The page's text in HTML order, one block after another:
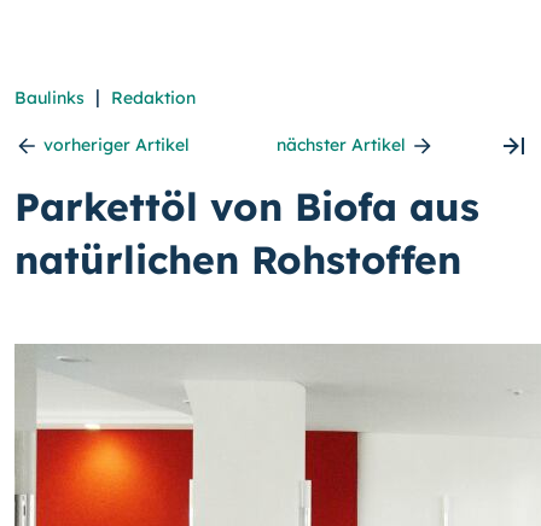
Baulinks | Redaktion
vorheriger Artikel nächster Artikel
Parkettöl von Biofa aus
natürlichen Rohstoffen